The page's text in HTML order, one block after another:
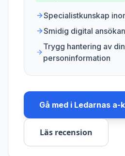
Specialistkunskap
Smidig digital ansökan
Trygg hantering av din
personinformation
Gå med i Ledarnas a-
Läs recension